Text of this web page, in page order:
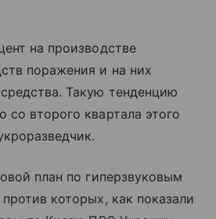
на производстве
поражения и на них
Такую тенденцию
второго квартала этого
план по гиперзвуковым
которых, как показали